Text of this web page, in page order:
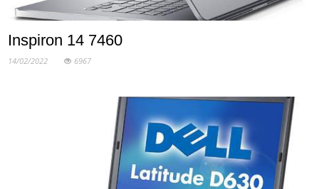
Inspiron 14 7460
14/02/2022 6967